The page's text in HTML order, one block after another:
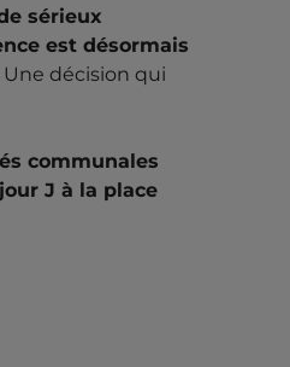
sérieux
est désormais
Une décision qui
communales
J à la place